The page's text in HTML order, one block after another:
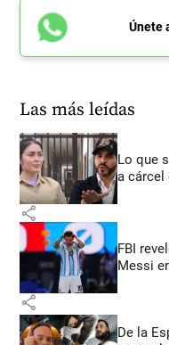
Únete
Las más leídas
Lo que
a cárcel
share
FBI
Messi
share
De la